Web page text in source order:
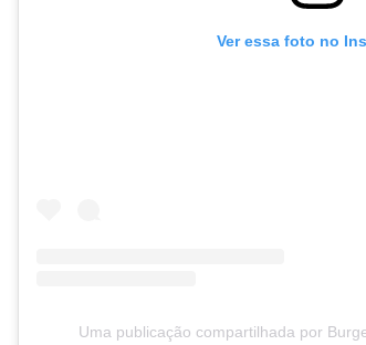
Ver essa foto no
Uma publicação compartilhada por